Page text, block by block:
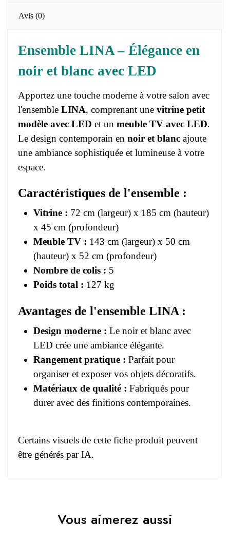
Avis (0)
Ensemble LINA – Élégance en
noir et blanc avec LED
Apportez une touche moderne à votre salon avec
l'ensemble LINA, comprenant une vitrine petit
modèle avec LED et un meuble TV avec LED.
Le design contemporain en noir et blanc ajoute
une ambiance sophistiquée et lumineuse à votre
espace.
Caractéristiques de l'ensemble :
Vitrine : 72 cm (largeur) x 185 cm (hauteur)
x 45 cm (profondeur)
Meuble TV : 143 cm (largeur) x 50 cm
(hauteur) x 52 cm (profondeur)
Nombre de colis : 5
Poids total : 127 kg
Avantages de l'ensemble LINA :
Design moderne : Le noir et blanc avec
LED crée une ambiance élégante.
Rangement pratique : Parfait pour
organiser et exposer vos objets décoratifs.
Matériaux de qualité : Fabriqués pour
durer avec des finitions contemporaines.
Certains visuels de cette fiche produit peuvent
être générés par IA.
Adulte
Vous devez vous connecter pour laisser un avis
Vous aimerez aussi